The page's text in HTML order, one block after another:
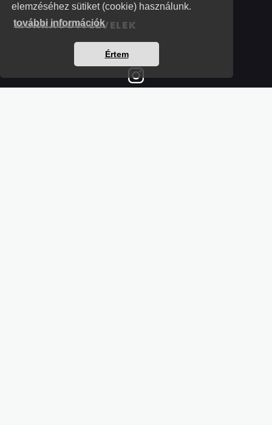
elemzéséhez sütiket (cookie) használunk.
további információk
Értem
MUNKAÜGYI LEVELEK